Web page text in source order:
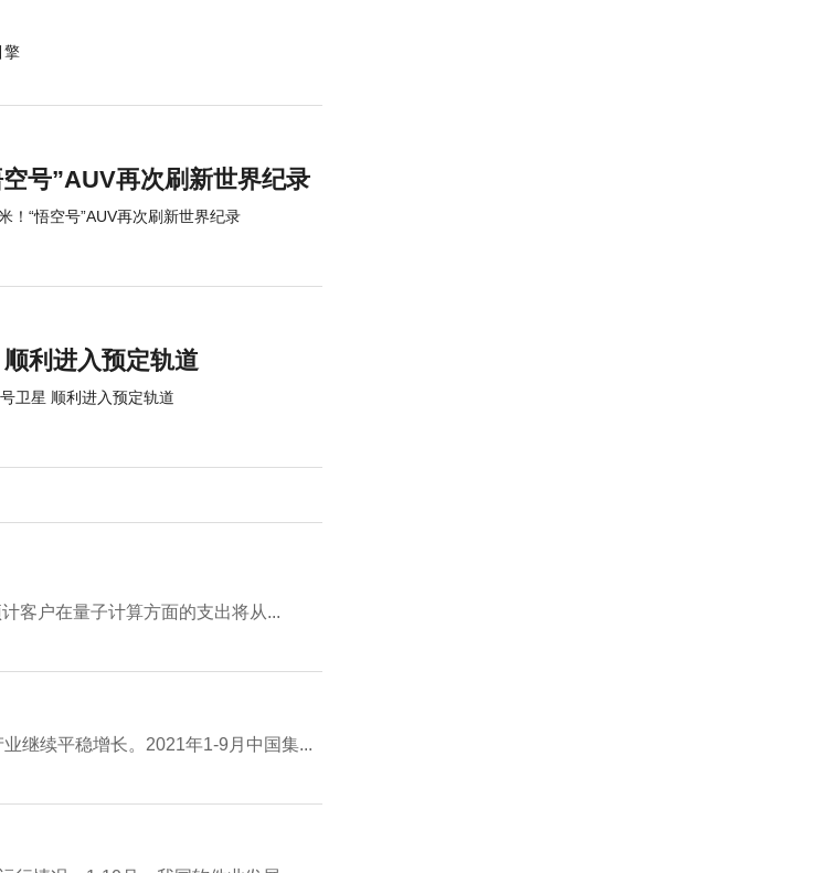
擎
号”AUV再次刷新世界纪录
！“悟空号”AUV再次刷新世界纪录
利进入预定轨道
卫星 顺利进入预定轨道
客户在量子计算方面的支出将从...
继续平稳增长。2021年1-9月中国集...